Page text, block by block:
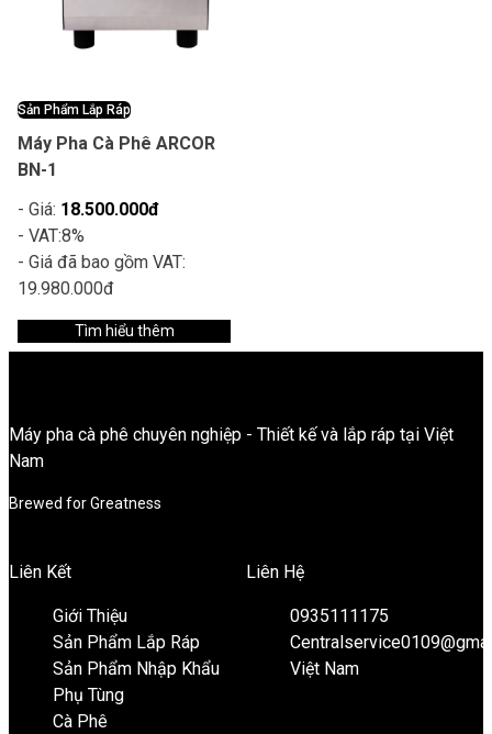
Sản Phẩm Lắp Ráp
Máy Pha Cà Phê ARCOR
BN-1
- Giá: 18.500.000đ
- VAT:8%
- Giá đã bao gồm VAT:
19.980.000đ
Tìm hiểu thêm
Máy pha cà phê chuyên nghiệp - Thiết kế và lắp ráp tại Việt
Nam
Brewed for Greatness
Liên Kết
Giới Thiệu
Sản Phẩm Lắp Ráp
Sản Phẩm Nhập Khẩu
Phụ Tùng
Cà Phê
Liên Hệ
0935111175
Việt Nam